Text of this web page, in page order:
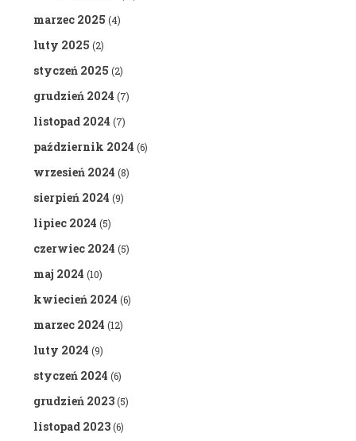
marzec 2025 (4)
luty 2025 (2)
styczeń 2025 (2)
grudzień 2024 (7)
listopad 2024 (7)
październik 2024 (6)
wrzesień 2024 (8)
sierpień 2024 (9)
lipiec 2024 (5)
czerwiec 2024 (5)
maj 2024 (10)
kwiecień 2024 (6)
marzec 2024 (12)
luty 2024 (9)
styczeń 2024 (6)
grudzień 2023(5)
listopad 2023(6)